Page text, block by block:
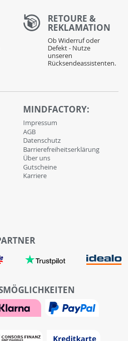
RETOURE &
REKLAMATION
Ob Widerruf oder
Defekt - Nutze
unseren
Rücksendeassistenten.
MINDFACTORY:
Impressum
AGB
Datenschutz
Barrierefreiheitserklärung
Über uns
Gutscheine
Karriere